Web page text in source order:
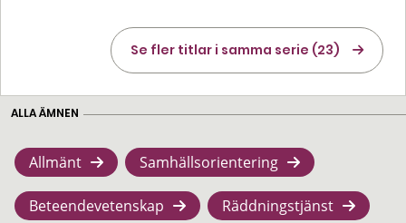
Se fler titlar i samma serie (23)
ALLA ÄMNEN
Allmänt Samhällsorientering
Beteendevetenskap Räddningstjänst